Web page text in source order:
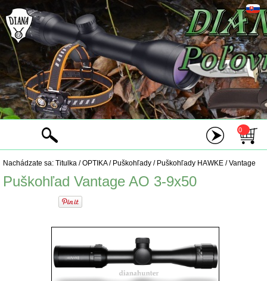
0
Nachádzate sa: Titulka /OPTIKA/ Puškohľady / Puškohľady HAWKE /Vantage
Puškohľad Vantage AO 3-9x50